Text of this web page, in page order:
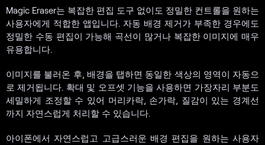
Magic Eraser는 복잡한 편집 도구 없이도 정밀한 컨트롤을 원하는
사용자에게 적합한 앱입니다. 자동 배경 제거가 부족한 경우에도
정밀한 수동 편집이 가능해 곡선이 많거나 복잡한 이미지에 매우
유용합니다.
이미지를 불러온 후, 배경을 탭하면 동일한 색상의 영역이 자동으
로 제거됩니다. 확대 및 오프셋 기능을 사용하면 가장자리 부분도
세밀하게 조정할 수 있어 머리카락, 손가락, 질감이 있는 경계선
까지 자연스럽게 처리할 수 있습니다.
아이폰에서 자연스럽고 고급스러운 배경 편집을 원하는 사용자